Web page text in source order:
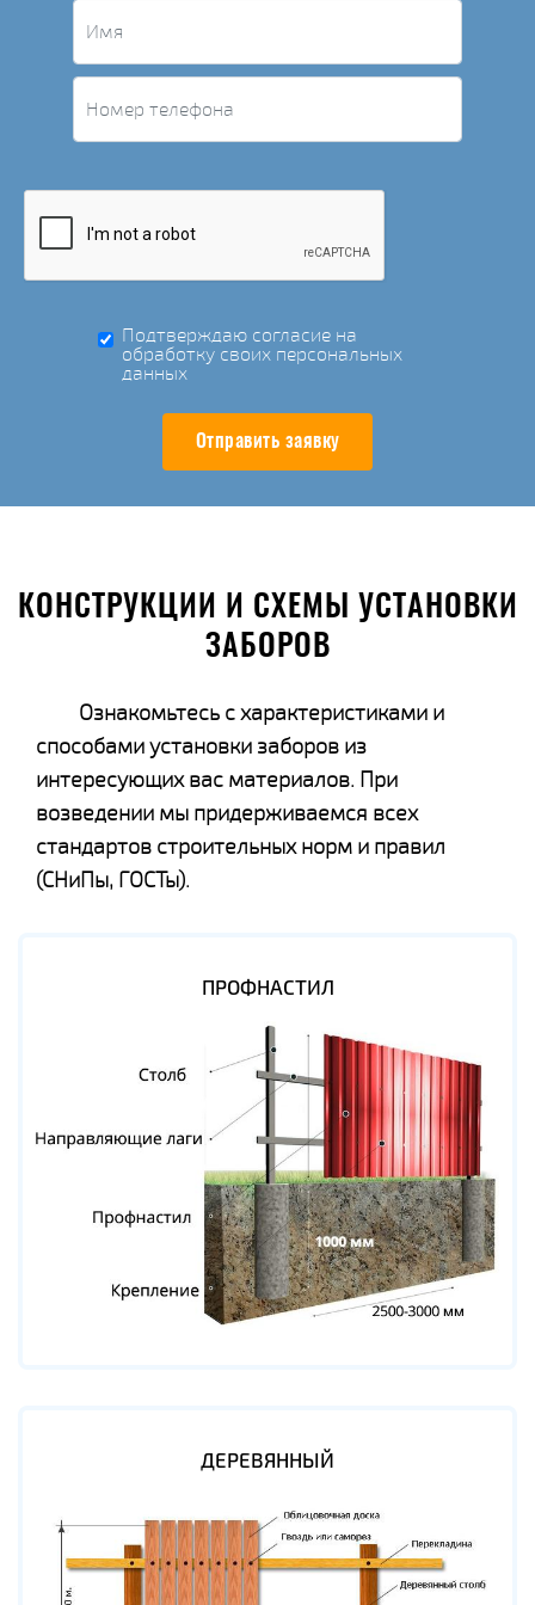
Подтверждаю согласие на
обработку своих персональных
данных
Отправить заявку
КОНСТРУКЦИИ И СХЕМЫ УСТАНОВКИ
ЗАБОРОВ
Ознакомьтесь с характеристиками и
способами установки заборов из
интересующих вас материалов. При
возведении мы придерживаемся всех
стандартов строительных норм и правил
(СНиПы, ГОСТы).
ПРОФНАСТИЛ
ДЕРЕВЯННЫЙ